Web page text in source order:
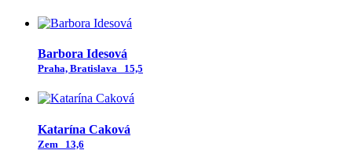
Barbora Idesová
Praha, Bratislava 15,5
Katarína Caková
Zem 13,6